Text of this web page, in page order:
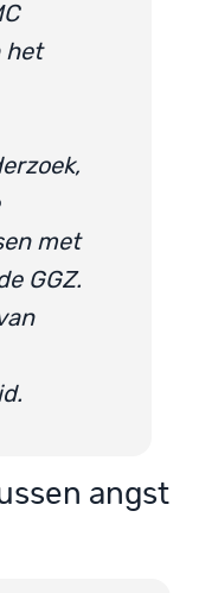
het
met
GGZ.
angst